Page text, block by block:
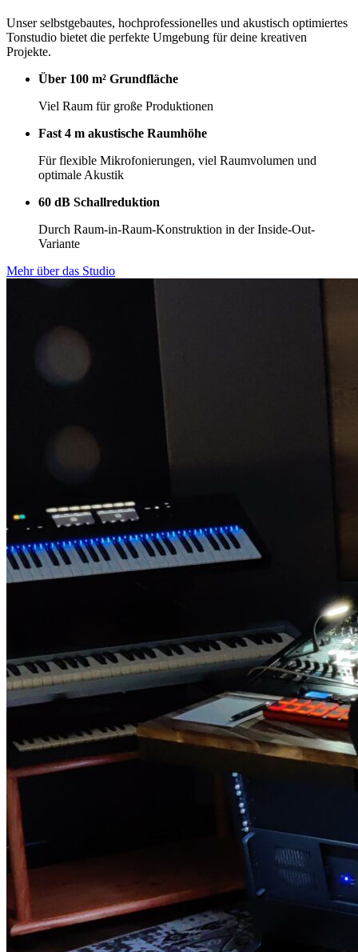
Unser selbstgebautes, hochprofessionelles und akustisch optimiertes
Tonstudio bietet die perfekte Umgebung für deine kreativen
Projekte.
Über 100 m² Grundfläche
Viel Raum für große Produktionen
Fast 4 m akustische Raumhöhe
Für flexible Mikrofonierungen, viel Raumvolumen und
optimale Akustik
60 dB Schallreduktion
Durch Raum-in-Raum-Konstruktion in der Inside-Out-
Variante
Mehr über das Studio